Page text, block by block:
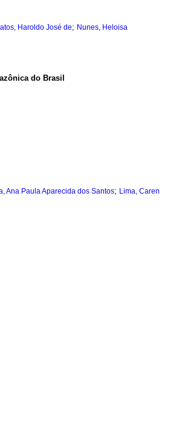
Haroldo José de; Nunes, Heloisa
do Brasil
Ana Paula Aparecida dos Santos; Lima, Caren